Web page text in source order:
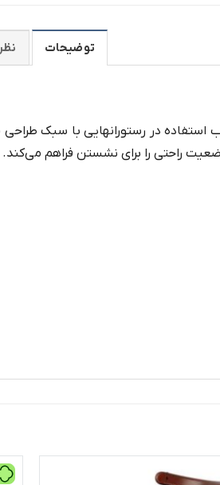
توضیحات
در رستورانهایی با سبک
راحتی را برای نشستن فراهم می‌کند.